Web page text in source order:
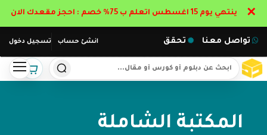
انشئ حساب تسجيل دخول تواصل معنا تحقق
المكتبة الشاملة
ينتهي يوم 15 اغسطس اتعلم ب 75% خصم : احجز مقعدك الان ✕